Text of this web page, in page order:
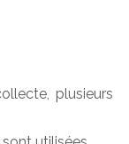
plusieurs